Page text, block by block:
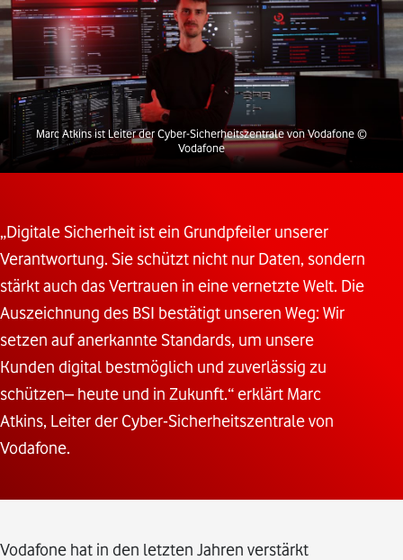
Marc Atkins ist Leiter der Cyber-Sicherheitszentrale von Vodafone©
Vodafone
„Digitale Sicherheit ist ein Grundpfeiler unserer
Verantwortung. Sie schützt nicht nur Daten, sondern
stärkt auch das Vertrauen in eine vernetzte Welt. Die
Auszeichnung des BSI bestätigt unseren Weg: Wir
setzen auf anerkannte Standards, um unsere
Kunden digital bestmöglich und zuverlässig zu
schützen– heute und in Zukunft.“ erklärt Marc
Atkins, Leiter der Cyber-Sicherheitszentrale von
Vodafone.
Vodafone hat in den letzten Jahren verstärkt